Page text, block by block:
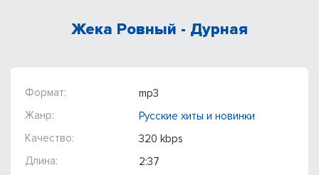
Жека Ровный - Дурная
Формат:
mp3
Жанр:
Русские хиты и новинки
Качество:
320 kbps
Длина:
2:37